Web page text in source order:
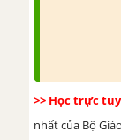
>> Học trực
nhất của Bộ